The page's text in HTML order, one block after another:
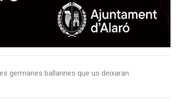
germanes ballarines que us deixaran